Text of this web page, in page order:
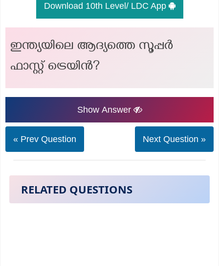
Download 10th Level/ LDC App
ഇന്ത്യയിലെ ആദ്യത്തെ സൂപ്പർ
ഫാസ്റ്റ് ട്രെയിൻ?
Show Answer
« Prev Question Next Question »
RELATED QUESTIONS